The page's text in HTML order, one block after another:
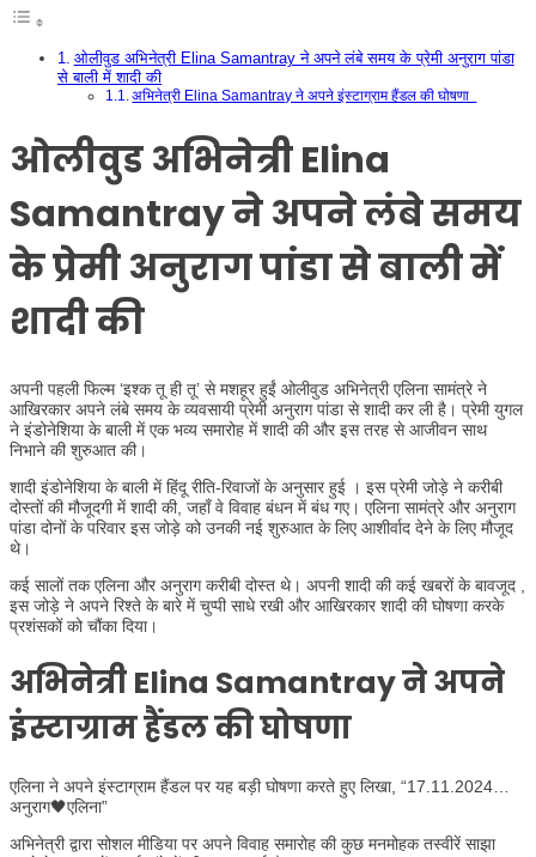
ओलीवुड अभिनेत्री Elina Samantray ने अपने लंबे समय के प्रेमी अनुराग पांडा
से बाली में शादी की
अभिनेत्री Elina Samantray ने अपने इंस्टाग्राम हैंडल की घोषणा
ओलीवुड अभिनेत्रीElina
Samantrayने अपने लंबे समय
के प्रेमी अनुराग पांडा से बाली में
शादी की
अपनी पहली फिल्म ‘इश्क तू ही तू’ से मशहूर हुईं ओलीवुड अभिनेत्री एलिना सामंत्रे ने
आखिरकार अपने लंबे समय के व्यवसायी प्रेमी अनुराग पांडा से शादी कर ली है। प्रेमी युगल
ने इंडोनेशिया के बाली में एक भव्य समारोह में शादी की और इस तरह से आजीवन साथ
निभाने की शुरुआत की।
शादी इंडोनेशिया के बाली में हिंदू रीति-रिवाजों के अनुसार हुई । इस प्रेमी जोड़े ने करीबी
दोस्तों की मौजूदगी में शादी की, जहाँ वे विवाह बंधन में बंध गए। एलिना सामंत्रे और अनुराग
पांडा दोनों के परिवार इस जोड़े को उनकी नई शुरुआत के लिए आशीर्वाद देने के लिए मौजूद
थे।
कई सालों तक एलिना और अनुराग करीबी दोस्त थे। अपनी शादी की कई खबरों के बावजूद ,
इस जोड़े ने अपने रिश्ते के बारे में चुप्पी साधे रखी और आखिरकार शादी की घोषणा करके
प्रशंसकों को चौंका दिया।
अभिनेत्री Elina Samantray ने अपने
इंस्टाग्राम हैंडल की घोषणा
एलिना ने अपने इंस्टाग्राम हैंडल पर यह बड़ी घोषणा करते हुए लिखा, “17.11.2024…
अनुराग🖤एलिना”
अभिनेत्री द्वारा सोशल मीडिया पर अपने विवाह समारोह की कुछ मनमोहक तस्वीरें साझा